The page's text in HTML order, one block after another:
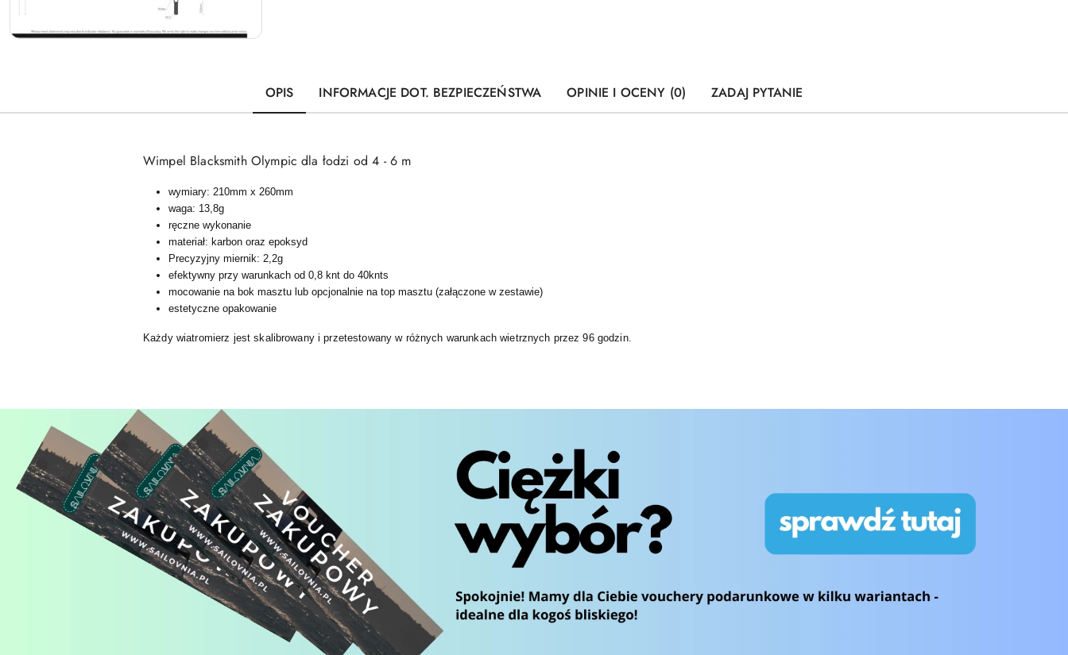
OPIS INFORMACJE DOT. BEZPIECZEŃSTWA OPINIE I OCENY (0) ZADAJ PYTANIE
Wimpel Blacksmith Olympic dla łodzi od 4 - 6 m
wymiary: 210mm x 260mm
waga: 13,8g
ręczne wykonanie
materiał: karbon oraz epoksyd
Precyzyjny miernik: 2,2g
efektywny przy warunkach od 0,8 knt do 40knts
mocowanie na bok masztu lub opcjonalnie na top masztu (załączone w zestawie)
estetyczne opakowanie
Każdy wiatromierz jest skalibrowany i przetestowany w różnych warunkach wietrznych przez 96 godzin.